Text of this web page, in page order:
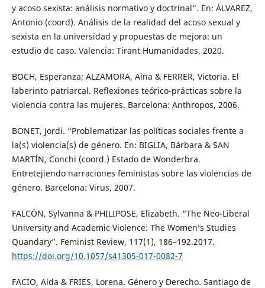
y acoso sexista: análisis normativo y doctrinal”. En: ÁLVAREZ,
Antonio (coord). Análisis de la realidad del acoso sexual y
sexista en la universidad y propuestas de mejora: un
estudio de caso. Valencia: Tirant Humanidades, 2020.
BOCH, Esperanza; ALZAMORA, Aina & FERRER, Victoria. El
laberinto patriarcal. Reflexiones teórico-prácticas sobre la
violencia contra las mujeres. Barcelona: Anthropos, 2006.
BONET, Jordi. “Problematizar las políticas sociales frente a
la(s) violencia(s) de género. En: BIGLIA, Bárbara & SAN
MARTÍN, Conchi (coord.) Estado de Wonderbra.
Entretejiendo narraciones feministas sobre las violencias de
género. Barcelona: Virus, 2007.
FALCÓN, Sylvanna & PHILIPOSE, Elizabeth. “The Neo-Liberal
University and Academic Violence: The Women’s Studies
Quandary”. Feminist Review, 117(1), 186–192.2017.
https://doi.org/10.1057/s41305-017-0082-7
FACIO, Alda & FRIES, Lorena. Género y Derecho. Santiago de